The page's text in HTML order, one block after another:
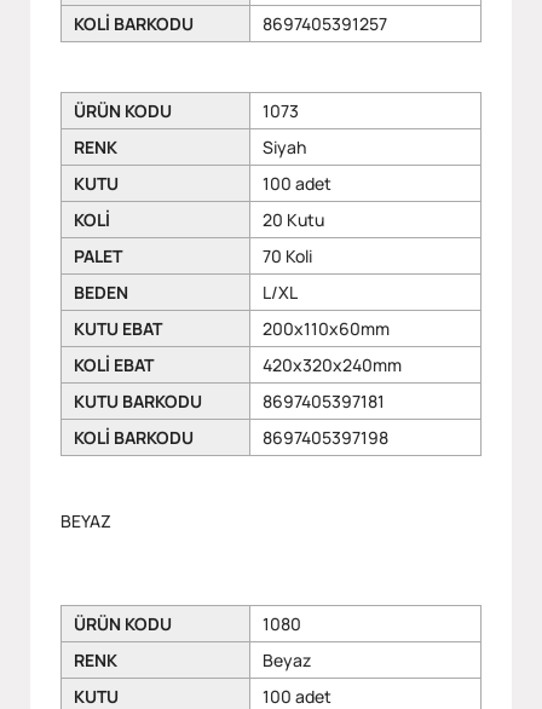
KOLİ BARKODU
8697405391257
ÜRÜN KODU
1073
RENK
Siyah
KUTU
100 adet
KOLİ
20 Kutu
PALET
70 Koli
BEDEN
L/XL
KUTU EBAT
200x110x60mm
KOLİ EBAT
420x320x240mm
KUTU BARKODU
8697405397181
KOLİ BARKODU
8697405397198
BEYAZ
ÜRÜN KODU
1080
RENK
Beyaz
KUTU
100 adet